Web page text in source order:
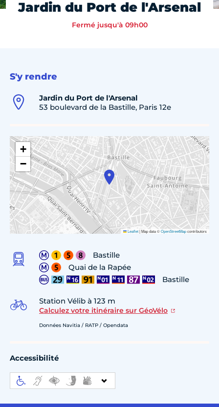
Jardin du Port de l'Arsenal
Fermé jusqu'à 09h00
S'y rendre
Jardin du Port de l'Arsenal
53 boulevard de la Bastille, Paris 12e
+
−
Leaflet|Map data ©OpenStreetMapcontributors
Bastille
Quai de la Rapée
Bastille
Station Vélib à 123 m
Calculez votre itinéraire sur GéoVélo
Données Navitia / RATP / Opendata
Accessibilité